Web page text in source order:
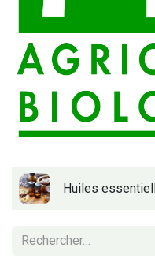
Huiles